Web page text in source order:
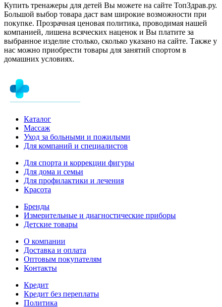
Купить тренажеры для детей Вы можете на сайте ТопЗдрав.ру.
Большой выбор товара даст вам широкие возможности при
покупке. Прозрачная ценовая политика, проводимая нашей
компанией, лишена всяческих наценок и Вы платите за
выбранное изделие столько, сколько указано на сайте. Также у
нас можно приобрести товары для занятий спортом в
домашних условиях.
Каталог
Массаж
Уход за больными и пожилыми
Для компаний и специалистов
Для спорта и коррекции фигуры
Для дома и семьи
Для профилактики и лечения
Красота
Бренды
Измерительные и диагностические приборы
Детские товары
О компании
Доставка и оплата
Оптовым покупателям
Контакты
Кредит
Кредит без переплаты
Политика